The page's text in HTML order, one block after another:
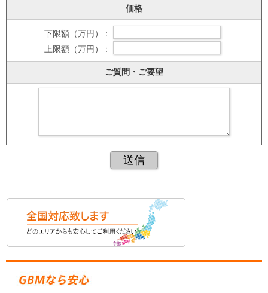
価格
下限額（万円） :
上限額（万円） :
ご質問・ご要望